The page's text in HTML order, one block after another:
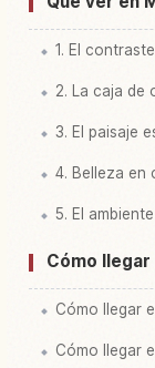
1. El
2. La caja de
3. El paisaje
4. Belleza en
5. El
Cómo
Cómo llegar
Cómo llegar